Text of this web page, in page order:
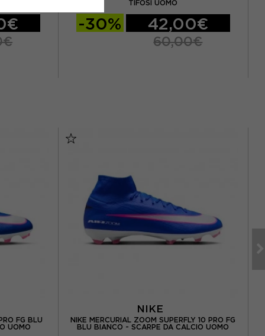
TIFOSI UOMO
-30% 42,00€
60,00€
FG BLU
UOMO
NIKE
NIKE MERCURIAL ZOOM SUPERFLY 10 PRO FG
BLU BIANCO - SCARPE DA CALCIO UOMO